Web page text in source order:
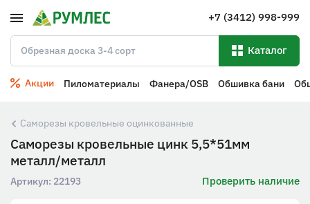
+7 (3412) 998-999
Каталог
Акции Пиломатериалы Фанера/OSB Обшивка бани
Саморезы кровельные оцинкованные
Саморезы кровельные цинк 5,5*51мм
металл/металл
Артикул: 22193 Проверить наличие